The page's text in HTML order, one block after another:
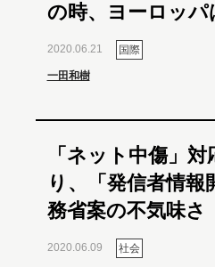
の時、ヨーロッパ
2020.06.21 国際
一田和樹
「ネット中傷」
り、「発信者情
務省案の不気味さ
2020.06.09 社会